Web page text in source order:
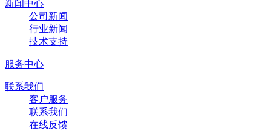
新闻中心
公司新闻
行业新闻
技术支持
服务中心
联系我们
客户服务
联系我们
在线反馈